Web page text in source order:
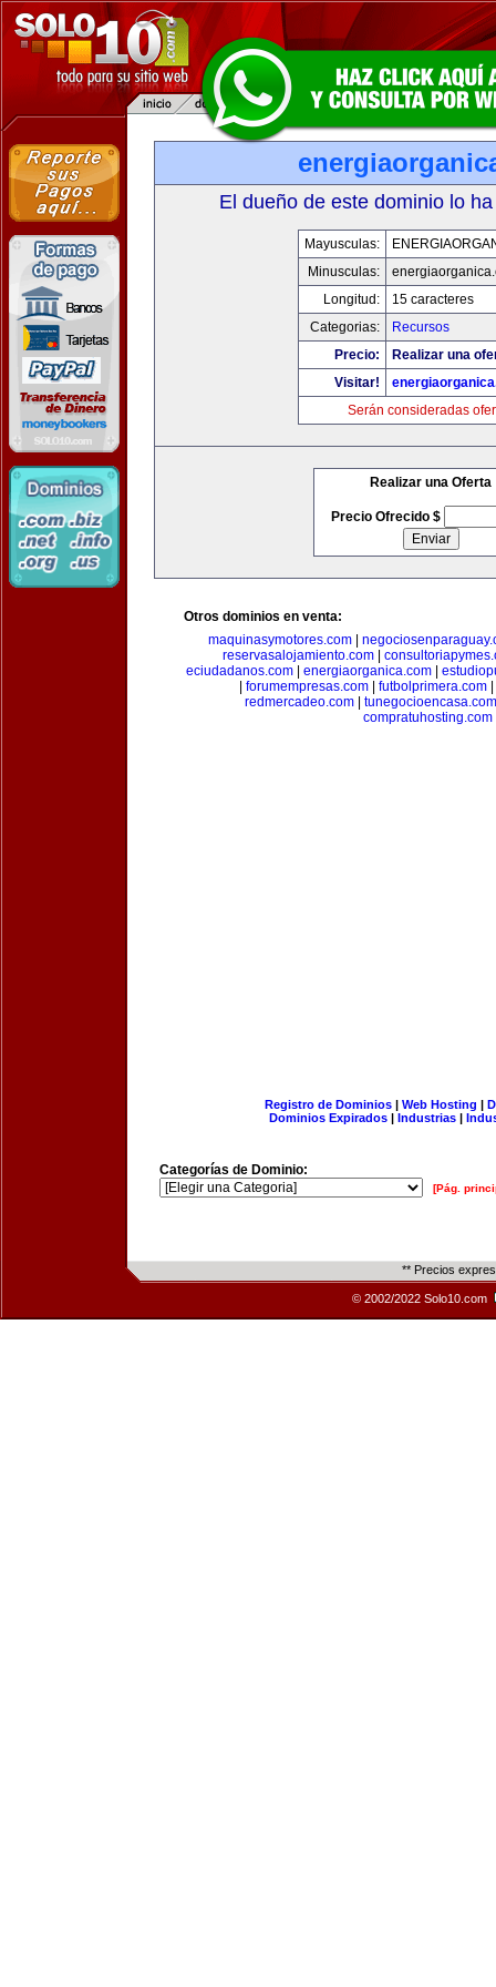
El dueño de este dominio lo
Mayusculas:
Minusculas:
Longitud:
15 caracteres
Categorias:
Recursos
Precio:
Realizar una
Visitar!
Serán consideradas
Realizar una Oferta
Precio Ofrecido $
Otros dominios en venta:
maquinasymotores.com|
reservasalojamiento.com
eciudadanos.com| energiaorganica.com|
forumempresas.com futbolprimera.com
redmercadeo.com| tunegocioencasa.com
compratuhosting.com
Registro de Dominios| Web Hosting |
Dominios Expirados | Industrias |
Categorías de Dominio:
[Pág.
** Precios
© 2002/2022 Solo10.com